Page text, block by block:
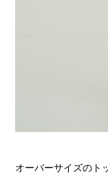
オーバーサイズのト